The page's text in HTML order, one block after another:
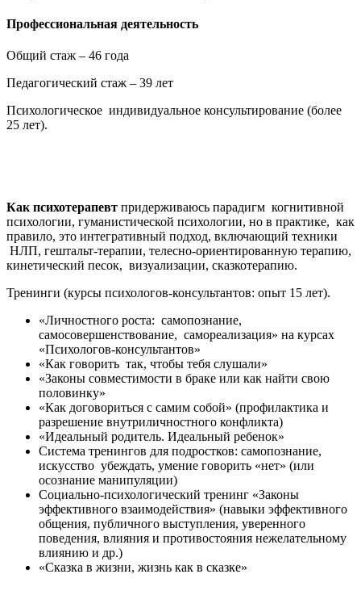
Профессиональная деятельность
Общий стаж – 46 года
Педагогический стаж – 39 лет
Психологическое индивидуальное консультирование (более
25 лет).
Как психотерапевт придерживаюсь парадигм когнитивной
психологии, гуманистической психологии, но в практике, как
правило, это интегративный подход, включающий техники
НЛП, гештальт-терапии, телесно-ориентированную терапию,
кинетический песок, визуализации, сказкотерапию.
Тренинги (курсы психологов-консультантов: опыт 15 лет).
«Личностного роста: самопознание,
самосовершенствование, самореализация» на курсах
«Психологов-консультантов»
«Как говорить так, чтобы тебя слушали»
«Законы совместимости в браке или как найти свою
половинку»
«Как договориться с самим собой» (профилактика и
разрешение внутриличностного конфликта)
«Идеальный родитель. Идеальный ребенок»
Система тренингов для подростков: самопознание,
искусство убеждать, умение говорить «нет» (или
осознание манипуляции)
Социально-психологический тренинг «Законы
эффективного взаимодействия» (навыки эффективного
общения, публичного выступления, уверенного
поведения, влияния и противостояния нежелательному
влиянию и др.)
«Сказка в жизни, жизнь как в сказке»